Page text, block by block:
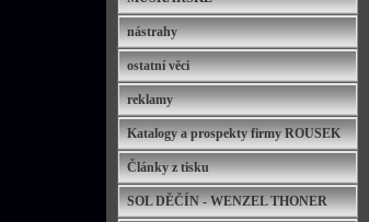
nástrahy
ostatní věci
reklamy
Katalogy a prospekty firmy ROUSEK
Články z tisku
SOL DĚČÍN - WENZEL THONER